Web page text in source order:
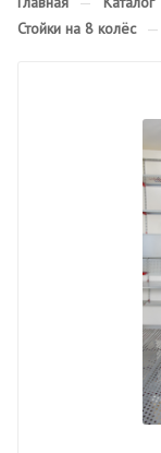
Стойки на 8 колёс —